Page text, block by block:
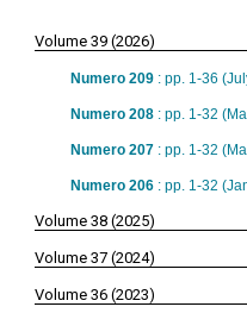
Volume 39 (2026)
Numero 209 : pp. 1-36
Numero 208 : pp. 1-32
Numero 207 : pp. 1-32
Numero 206 : pp. 1-32
Volume 38 (2025)
Volume 37 (2024)
Volume 36 (2023)